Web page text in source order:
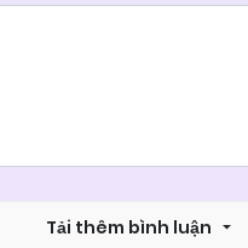
Tải thêm bình luận